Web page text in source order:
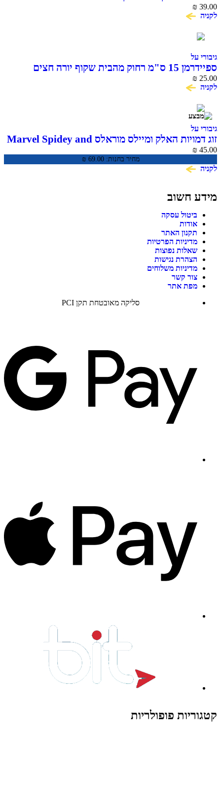
₪ 39.00
לקניה
גיבורי על
ספיידרמן 15 ס"מ רחוק מהבית שקוף יורה חצים
SPIDER MAN
₪ 25.00
לקניה
גיבורי על
זוג דמויות האלק ומיילס מוראלס Marvel Spidey and
His Amazing Friends
מחיר בחנות: ₪ 69.00
₪ 45.00
לקניה
מידע חשוב
ביטול עסקה
אודות
תקנון האתר
מדיניות הפרטיות
שאלות נפוצות
הצהרת נגישות
מדיניות משלוחים
צור קשר
מפת אתר
סליקה מאובטחת תקן PCI
קטגוריות פופולריות